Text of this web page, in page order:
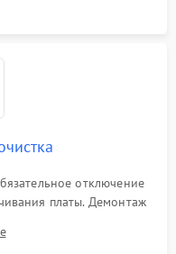
отключение
платы. Демонтаж
чипов.